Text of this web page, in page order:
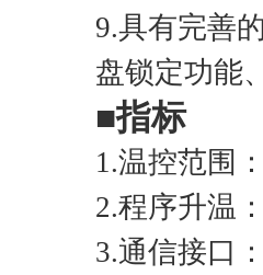
9.具有完善的
盘锁定功能
■指标
1.温控范围：
2.程序升温
3.通信接口